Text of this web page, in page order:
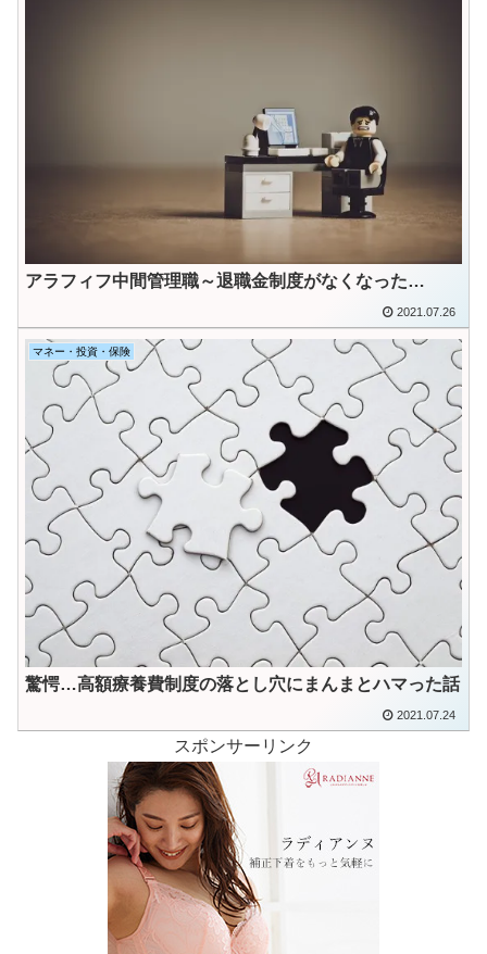
アラフィフ中間管理職～退職金制度がなくなった…
2021.07.26
マネー・投資・保険
驚愕…高額療養費制度の落とし穴にまんまとハマった話
2021.07.24
スポンサーリンク